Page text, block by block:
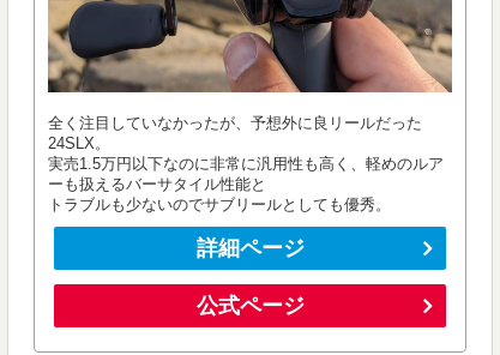
全く注目していなかったが、予想外に良リールだった
24SLX。
実売1.5万円以下なのに非常に汎用性も高く、軽めのルア
ーも扱えるバーサタイル性能と
トラブルも少ないのでサブリールとしても優秀。
詳細ページ
公式ページ